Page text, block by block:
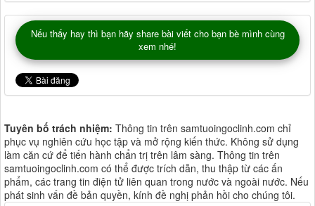
Nếu thấy hay thì bạn hãy share bài viết cho bạn bè mình cùng
xem nhé!
Tuyên bố trách nhiệm: Thông tin trên samtuoingoclinh.com chỉ
phục vụ nghiên cứu học tập và mở rộng kiến thức. Không sử dụng
làm căn cứ để tiến hành chẩn trị trên lâm sàng. Thông tin trên
samtuoingoclinh.com có thể được trích dẫn, thu thập từ các ấn
phẩm, các trang tin điện tử liên quan trong nước và ngoài nước. Nếu
phát sinh vấn đề bản quyền, kính đề nghị phản hồi cho chúng tôi.